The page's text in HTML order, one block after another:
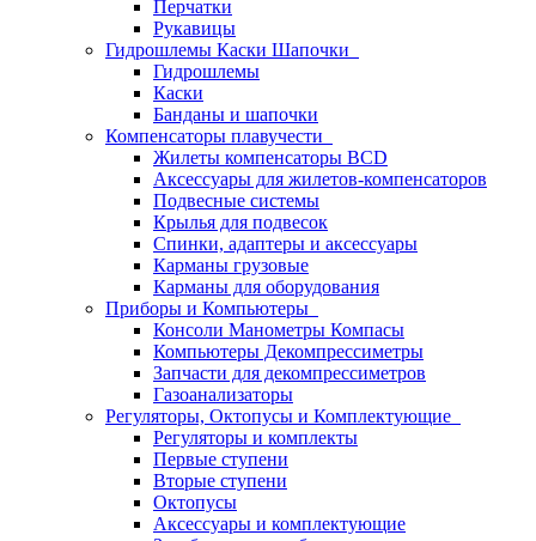
Перчатки
Рукавицы
Гидрошлемы Каски Шапочки
Гидрошлемы
Каски
Банданы и шапочки
Компенсаторы плавучести
Жилеты компенсаторы BCD
Аксессуары для жилетов-компенсаторов
Подвесные системы
Крылья для подвесок
Спинки, адаптеры и аксессуары
Карманы грузовые
Карманы для оборудования
Приборы и Компьютеры
Консоли Манометры Компасы
Компьютеры Декомпрессиметры
Запчасти для декомпрессиметров
Газоанализаторы
Регуляторы, Октопусы и Комплектующие
Регуляторы и комплекты
Первые ступени
Вторые ступени
Октопусы
Аксессуары и комплектующие